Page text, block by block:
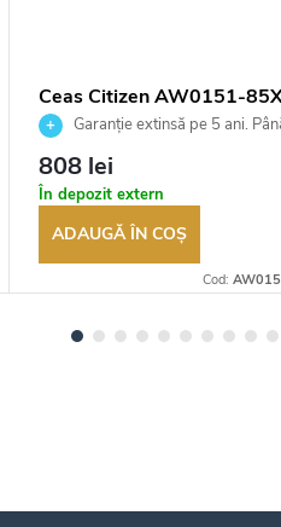
Ceas Citizen AW0151-
Garanție extinsă pe 5 ani.
100 de zile pentru returnarea
bunurilor. Vânzător autorizat
808 lei
În depozit extern
ADAUGĂ ÎN COŞ
Cod: